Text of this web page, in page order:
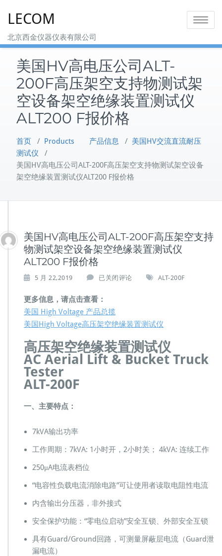
LECOM
北京西金仪器仪表有限公司
Toggle
美国HV高电压公司ALT-
200F高压架空支持物测试架
空设备架空绝缘装置测试仪
ALT200 F报价格
首页 / Products 产品信息 / 美国HV交流直流耐压
测试仪 /
美国HV高电压公司ALT-200F高压架空支持物测试架空设备
架空绝缘装置测试仪ALT200 F报价格
美国HV高电压公司ALT-200F高压架空支持
物测试架空设备架空绝缘装置测试仪
ALT200 F报价格
5 月 22,2019
美
H
V
高
电
公
司
A
高
压
支
物
测
试
架
空
已关闭评论 ALT-200F
更多信息，请点击查看：
美国 High Voltage 产品总揽
美国High Voltage高压架空绝缘装置测试仪
高压架空绝缘装置测试仪
AC Aerial Lift & Bucket Truck
Tester
ALT-200F
一、主要特点：
7kVA输出功率
工作周期：7kVA: 1小时开，2小时关； 4kVA: 连续工作
250μA电流表档位
“电容性负载电流消除电路”可让使用者读取电阻性电流
内含输出分压器，非外接式
安全保护功能：“零电位启动”安全互锁、外部安全互锁
具有Guard/Ground回路，可测量屏蔽层电流（Guard泄
漏电流）